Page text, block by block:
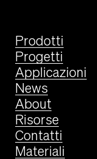
Prodotti
Progetti
Applicazioni
News
About
Risorse
Contatti
Materiali